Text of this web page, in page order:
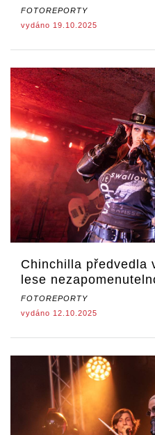
FOTOREPORTY
vydáno 19.10.2025
Chinchilla předvedla
lese
FOTOREPORTY
vydáno 12.10.2025